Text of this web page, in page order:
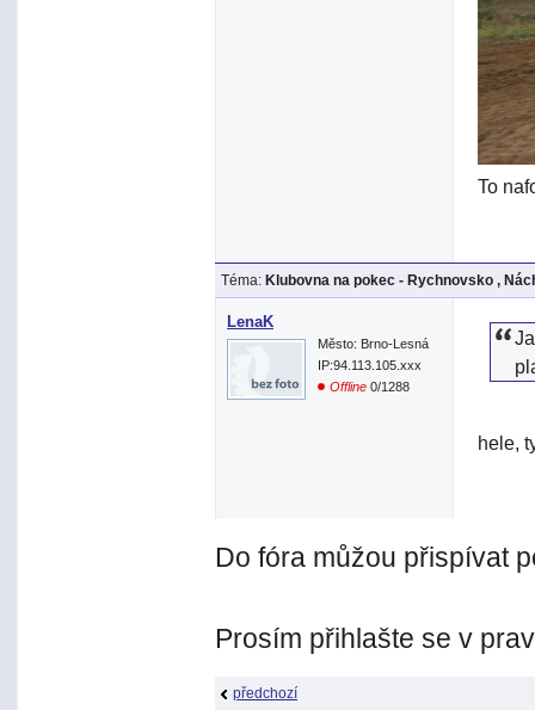
To
Téma: Klubovna na pokec - Rychnovsko ,
LenaK
Město: Brno-Lesná
IP:94.113.105.xxx
Offline 0/1288
hele,
Do fóra můžou přispívat
Prosím přihlašte se v
předchozí